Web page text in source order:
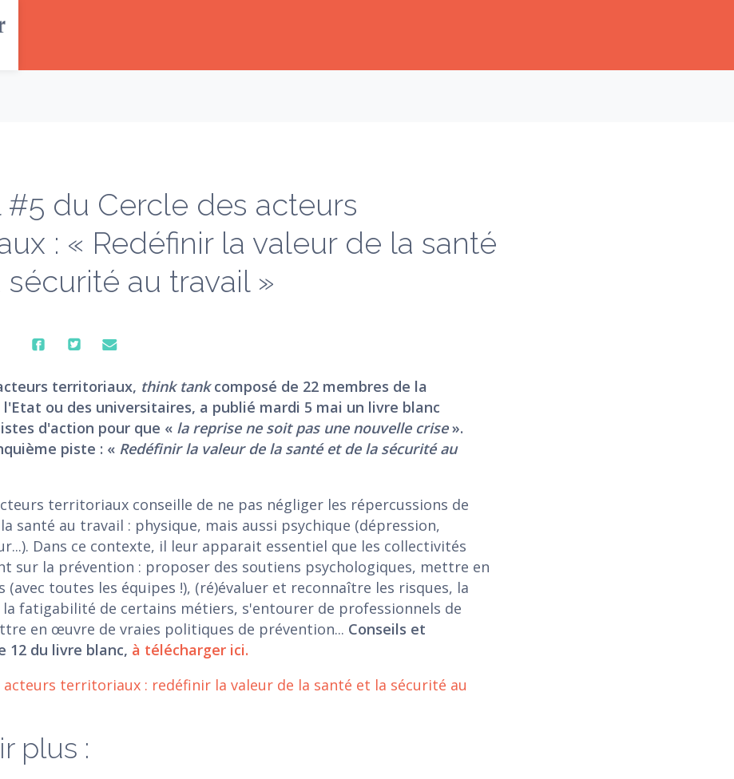
19 — Restez informé, recevez les indispensables
#5 du Cercle des acteurs
: « Redéfinir la valeur de la santé
au travail »
territoriaux, think tankcomposé de 22 membres de la
ou des universitaires, a publié mardi 5 mai un livre blanc
d'action pour que « la reprise ne soit pas une nouvelle crise».
piste : « Redéfinir la valeur de la santé et de la sécurité au
territoriaux conseille de ne pas négliger les répercussions de
santé au travail : physique, mais aussi psychique (dépression,
Dans ce contexte, il leur apparait essentiel que les collectivités
sur la prévention : proposer des soutiens psychologiques, mettre en
(avec toutes les équipes !), (ré)évaluer et reconnaître les risques, la
fatigabilité de certains métiers, s'entourer de professionnels de
en œuvre de vraies politiques de prévention... Conseils et
12 du livre blanc, à télécharger ici.
plus :